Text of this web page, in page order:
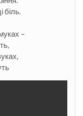
біль.
–